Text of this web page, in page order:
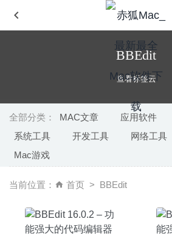
BBEdit
查看标签云
全部分类： MAC文章 应用软件
系统工具
开发工具 网络工具
Mac游戏
当前位置： 首页 BBEdit
10-10
Wirecast Pro 13.1.1 – 专业摄像直播
工具 2026-06-25
RSS button for Safari 1.7.3 破解版